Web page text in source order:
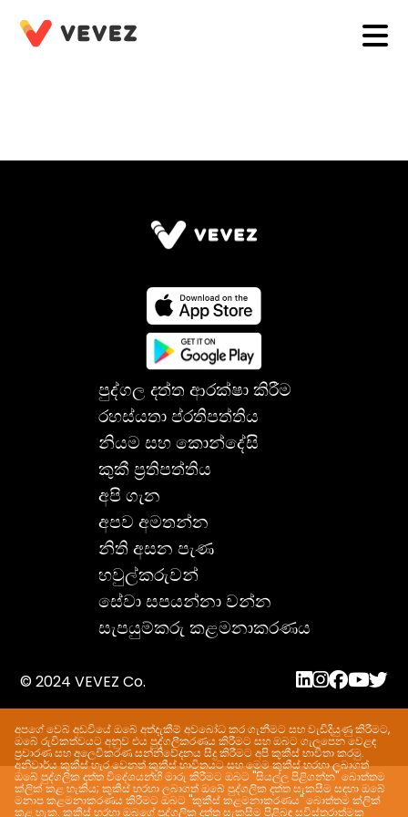
අපගේ වෙබ් අඩවියේ ඔබේ අත්දැකීම් අවබෝධ කර ගැනීමට සහ වැඩිදියුණු කිරීමට,
ඔබේ රුචිකත්වයට අනුව එය පුද්ගලීකරණය කිරීමට සහ ඔබට ගැලපෙන වෙළඳ
ප්‍රචාරණ සහ අලෙවිකරණ සන්නිවේදනය සිදු කිරීමට අපි කුකීස් භාවිතා කරමු.
අනිවාර්ය කුකීස් හැර වෙනත් කුකීස් භාවිතයට සහ මෙම කුකීස් හරහා ලබාගත්
ඔබේ පුද්ගලික දත්ත විදේශයන්හි මාරු කිරීමට ඔබට "සියල්ල පිළිගන්න" බොත්තම
ක්ලික් කළ හැකිය; කුකීස් හරහා ලබාගත් ඔබේ පුද්ගලික දත්ත සැකසීම සඳහා ඔබේ
මනාප කළමනාකරණය කිරීමට ඔබට "කුකීස් කළමනාකරණය" බොත්තම ක්ලික්
කළ හැක. කුකීස් හරහා ඔබගේ පුද්ගලික දත්ත සැකසීම පිළිබඳ සවිස්තරාත්මක
පුද්ගල දත්ත ආරක්ෂා කිරීම
රහස්යතා ප්රතිපත්තිය
නියම සහ කොන්දේසි
කුකී ප්‍රතිපත්තිය
අපි ගැන
අපව අමතන්න
නිති අසන පැණ
හවුල්කරුවන්
සේවා සපයන්නා වන්න
සැපයුම්කරු කළමනාකරණය
© 2024 VEVEZ Co.